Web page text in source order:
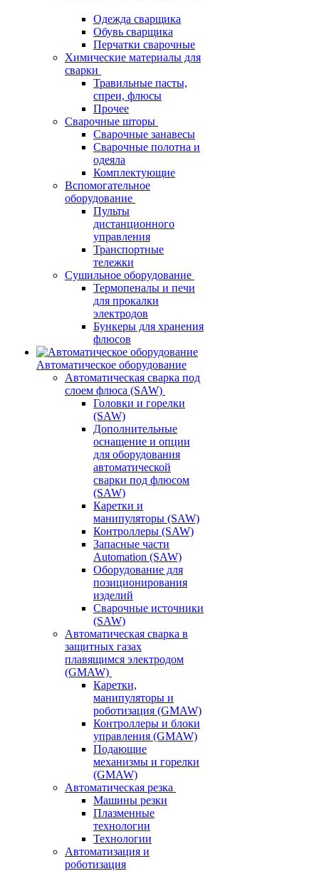
Одежда сварщика
Обувь сварщика
Перчатки сварочные
Химические материалы для
сварки
Травильные пасты,
спреи, флюсы
Прочее
Сварочные шторы
Сварочные занавесы
Сварочные полотна и
одеяла
Комплектующие
Вспомогательное
оборудование
Пульты
дистанционного
управления
Транспортные
тележки
Сушильное оборудование
Термопеналы и печи
для прокалки
электродов
Бункеры для хранения
флюсов
Автоматическое оборудование
Автоматическая сварка под
слоем флюса (SAW)
Головки и горелки
(SAW)
Дополнительные
оснащение и опции
для оборудования
автоматической
сварки под флюсом
(SAW)
Каретки и
манипуляторы (SAW)
Контроллеры (SAW)
Запасные части
Automation (SAW)
Оборудование для
позиционирования
изделий
Сварочные источники
(SAW)
Автоматическая сварка в
защитных газах
плавящимся электродом
(GMAW)
Каретки,
манипуляторы и
роботизация (GMAW)
Контроллеры и блоки
управления (GMAW)
Подающие
механизмы и горелки
(GMAW)
Автоматическая резка
Машины резки
Плазменные
технологии
Технологии
Автоматизация и
роботизация